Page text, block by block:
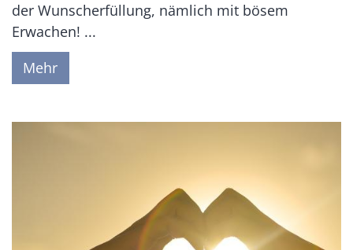
der Wunscherfüllung, nämlich mit bösem
Erwachen! ...
Mehr